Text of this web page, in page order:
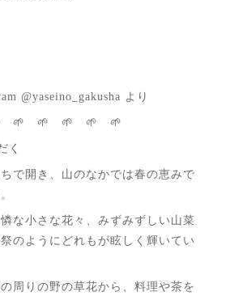
@yaseino_gakusha より
🌱 🌱 🌱 🌱 🌱
く
で開き、山のなかでは春の恵みで
な小さな花々、みずみずしい山菜
のようにどれもが眩しく輝いてい
周りの野の草花から、料理や茶を